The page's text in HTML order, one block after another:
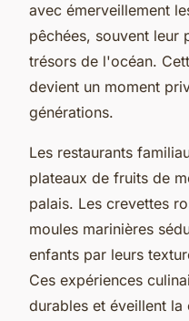
avec émerveillement
pêchées, souvent leur
trésors de l'océan.
devient un moment
générations.
Les restaurants
plateaux de fruits de
palais. Les crevettes
moules marinières
enfants par leurs
Ces expériences
durables et éveillent